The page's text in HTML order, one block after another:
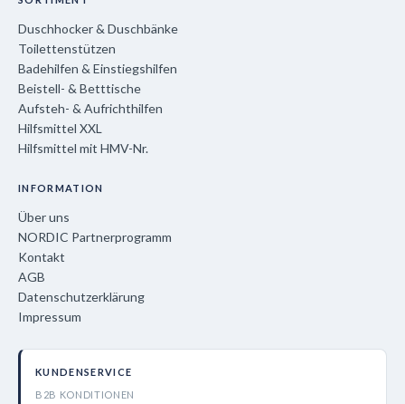
Duschhocker & Duschbänke
Toilettenstützen
Badehilfen & Einstiegshilfen
Beistell- & Betttische
Aufsteh- & Aufrichthilfen
Hilfsmittel XXL
Hilfsmittel mit HMV-Nr.
INFORMATION
Über uns
NORDIC Partnerprogramm
Kontakt
AGB
Datenschutzerklärung
Impressum
KUNDENSERVICE
B2B KONDITIONEN